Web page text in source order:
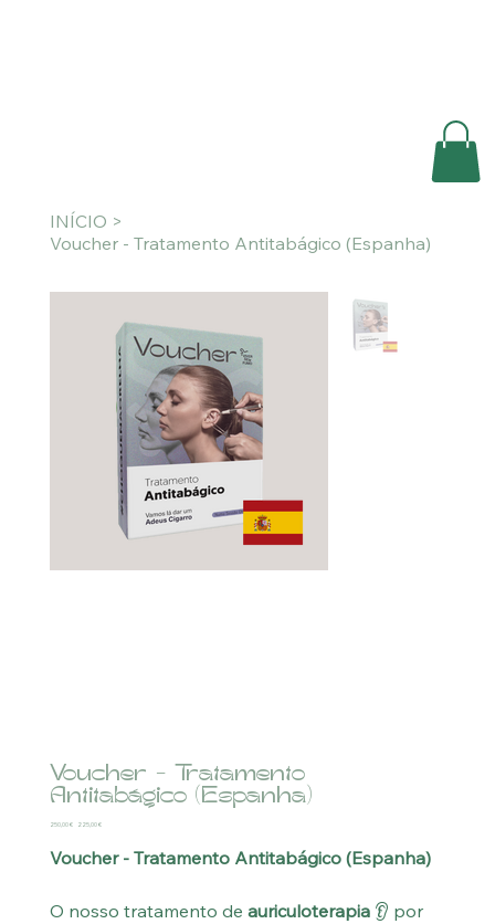
INÍCIO >
Voucher - Tratamento Antitabágico (Espanha)
Voucher - Tratamento
Antitabágico (Espanha)
Preço
250,00 €
Preço
225,00 €
Voucher - Tratamento Antitabágico (Espanha)
O nosso tratamento de auriculoterapia 👂 por